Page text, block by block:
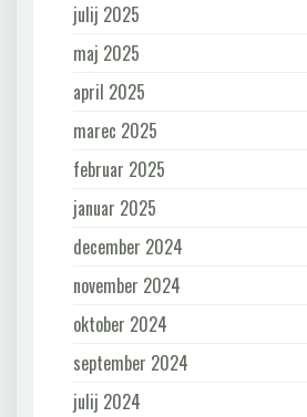
julij 2025
maj 2025
april 2025
marec 2025
februar 2025
januar 2025
december 2024
november 2024
oktober 2024
september 2024
julij 2024